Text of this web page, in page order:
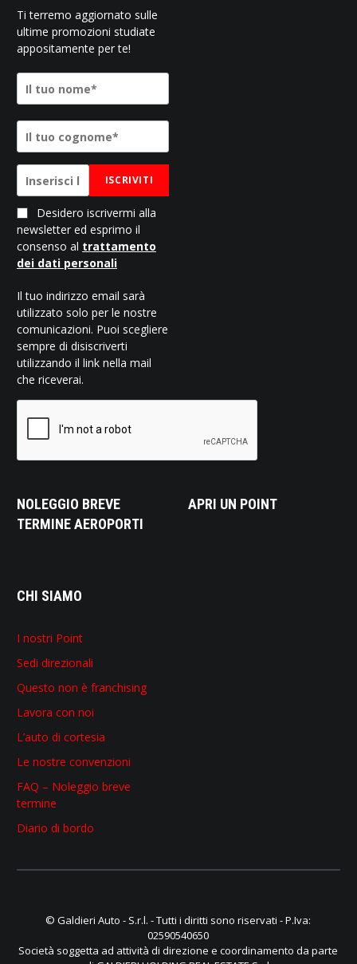
Ti terremo aggiornato sulle
ultime promozioni studiate
appositamente per te!
ISCRIVITI
Desidero iscrivermi alla
newsletter ed esprimo il
consenso al trattamento
dei dati personali
Il tuo indirizzo email sarà
utilizzato solo per le nostre
comunicazioni. Puoi scegliere
sempre di disiscriverti
utilizzando il link nella mail
che riceverai.
NOLEGGIO BREVE
TERMINE AEROPORTI
APRI UN POINT
CHI SIAMO
I nostri Point
Sedi direzionali
Questo non è franchising
Lavora con noi
L’auto di cortesia
Le nostre convenzioni
FAQ – Noleggio breve
termine
Diario di bordo
© Galdieri Auto - S.r.l. - Tutti i diritti sono riservati - P.Iva:
02590540650
Società soggetta ad attività di direzione e coordinamento da parte